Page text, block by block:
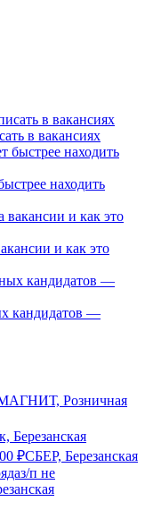
в вакансиях
находить
и как это
кандидатов —
Розничная
Березанская
₽СБЕР, Березанская
з/п не